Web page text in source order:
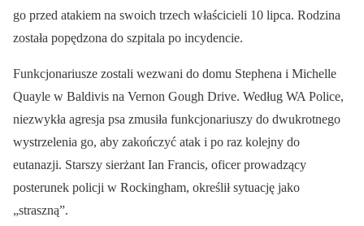
go przed atakiem na swoich trzech właścicieli 10 lipca. Rodzina
została popędzona do szpitala po incydencie.
Funkcjonariusze zostali wezwani do domu Stephena i Michelle
Quayle w Baldivis na Vernon Gough Drive. Według WA Police,
niezwykła agresja psa zmusiła funkcjonariuszy do dwukrotnego
wystrzelenia go, aby zakończyć atak i po raz kolejny do
eutanazji. Starszy sierżant Ian Francis, oficer prowadzący
posterunek policji w Rockingham, określił sytuację jako
„straszną”.